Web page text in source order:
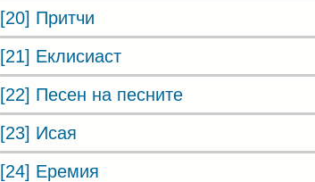
[20] Притчи
[21] Еклисиаст
[22] Песен на песните
[23] Исая
[24] Еремия